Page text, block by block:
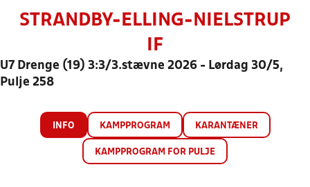
STRANDBY-ELLING-NIELSTRUP
IF
U7 Drenge (19) 3:3/3.stævne 2026 - Lørdag 30/5,
Pulje 258
INFO KAMPPROGRAM KARANTÆNER
KAMPPROGRAM FOR PULJE